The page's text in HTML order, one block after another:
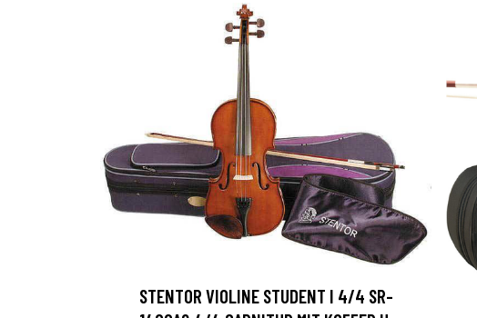
STENTOR VIOLINE STUDENT I 4/4 SR-